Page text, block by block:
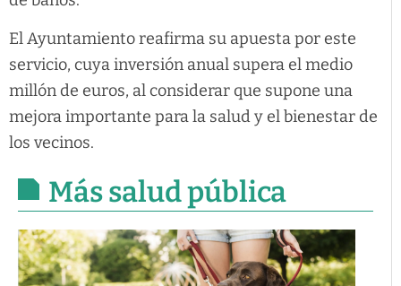
El Ayuntamiento reafirma su apuesta por este
servicio, cuya inversión anual supera el medio
millón de euros, al considerar que supone una
mejora importante para la salud y el bienestar de
los vecinos.
Más salud pública